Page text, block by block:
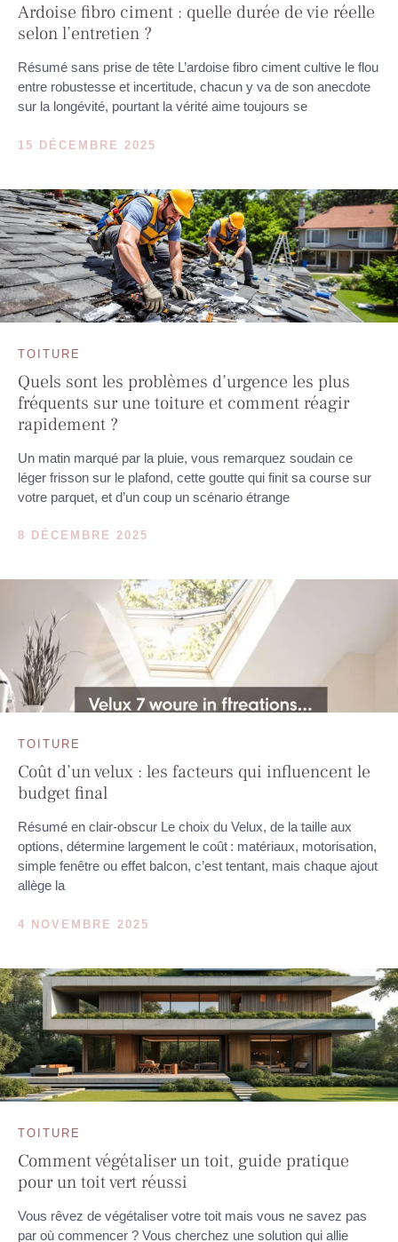
Ardoise fibro ciment : quelle durée de vie réelle
selon l’entretien ?
Résumé sans prise de tête L’ardoise fibro ciment cultive le flou
entre robustesse et incertitude, chacun y va de son anecdote
sur la longévité, pourtant la vérité aime toujours se
15 DÉCEMBRE 2025
TOITURE
Quels sont les problèmes d’urgence les plus
fréquents sur une toiture et comment réagir
rapidement ?
Un matin marqué par la pluie, vous remarquez soudain ce
léger frisson sur le plafond, cette goutte qui finit sa course sur
votre parquet, et d’un coup un scénario étrange
8 DÉCEMBRE 2025
TOITURE
Coût d’un velux : les facteurs qui influencent le
budget final
Résumé en clair-obscur Le choix du Velux, de la taille aux
options, détermine largement le coût : matériaux, motorisation,
simple fenêtre ou effet balcon, c’est tentant, mais chaque ajout
allège la
4 NOVEMBRE 2025
TOITURE
Comment végétaliser un toit, guide pratique
pour un toit vert réussi
Vous rêvez de végétaliser votre toit mais vous ne savez pas
par où commencer ? Vous cherchez une solution qui allie